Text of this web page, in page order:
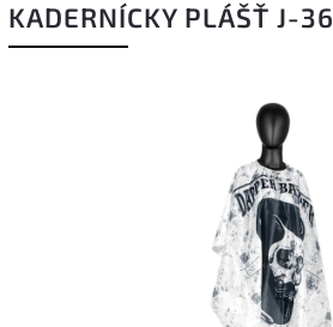
KADERNÍCKY PLÁŠŤ J-36